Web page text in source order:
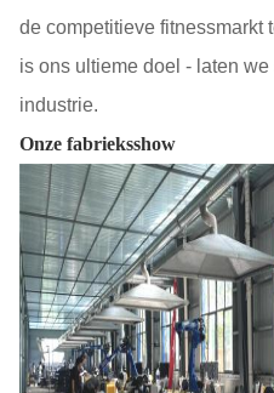
de competitieve fitnessmarkt
is ons ultieme doel - laten
industrie.
Onze fabrieksshow